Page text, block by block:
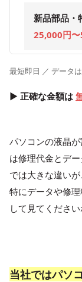
新品部品・
25,000円
最短即日 ／ データ
▶ 正確な金額は
パソコンの液晶
は修理代金とデ
では大きな違いが
特にデータや修
して見てください
当社ではパソ